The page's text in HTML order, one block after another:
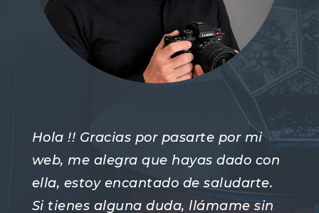
Hola !! Gracias por pasarte por mi
web, me alegra que hayas dado con
ella, estoy encantado de saludarte.
Si tienes alguna duda, llámame sin